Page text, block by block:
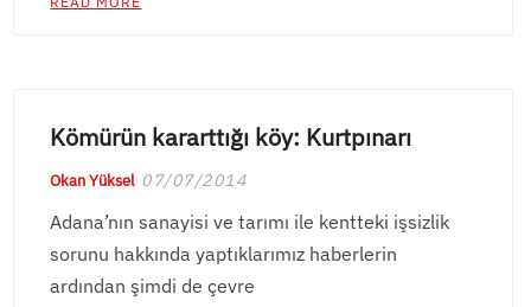
Kömürün kararttığı köy: Kurtpınarı
Okan Yüksel 07/07/2014
Adana’nın sanayisi ve tarımı ile kentteki işsizlik
sorunu hakkında yaptıklarımız haberlerin
ardından şimdi de çevre